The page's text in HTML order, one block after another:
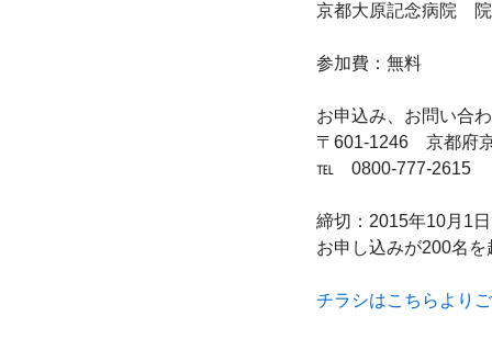
京都大原記念病院　
参加費：無料
お申込み、お問い合
〒601-1246　京都府
℡　0800-777-2615
締切：2015年10月1
お申し込みが200名
チラシはこちらより